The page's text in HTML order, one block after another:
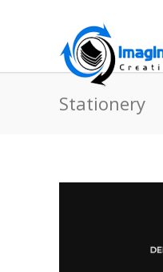
Stationery